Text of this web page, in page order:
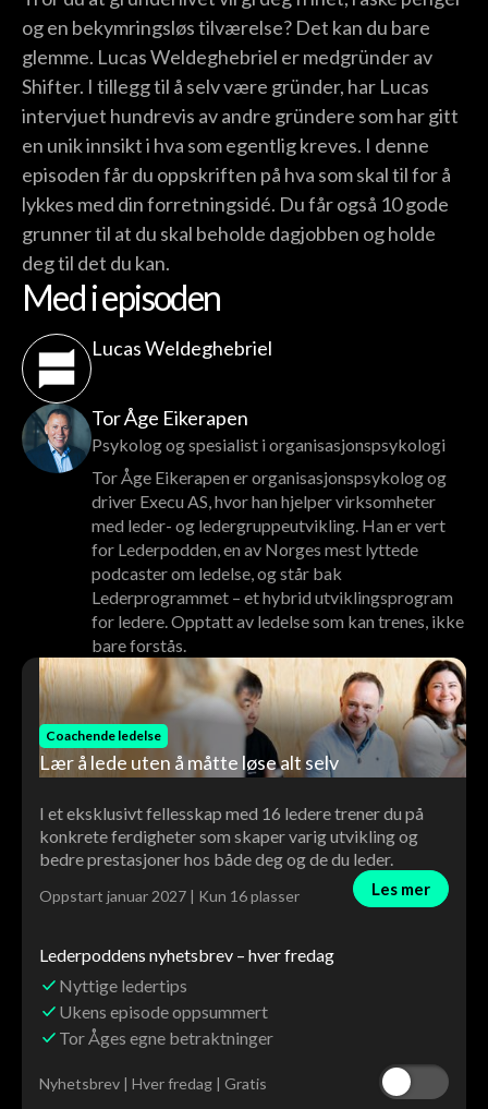
og en bekymringsløs tilværelse? Det kan du bare
glemme. Lucas Weldeghebriel er medgründer av
Shifter. I tillegg til å selv være gründer, har Lucas
intervjuet hundrevis av andre gründere som har gitt
en unik innsikt i hva som egentlig kreves. I denne
episoden får du oppskriften på hva som skal til for å
lykkes med din forretningsidé. Du får også 10 gode
grunner til at du skal beholde dagjobben og holde
deg til det du kan.
Med i episoden
Lucas Weldeghebriel
Tor Åge Eikerapen
Psykolog og spesialist i organisasjonspsykologi
Tor Åge Eikerapen er organisasjonspsykolog og
driver Execu AS, hvor han hjelper virksomheter
med leder- og ledergruppeutvikling. Han er vert
for Lederpodden, en av Norges mest lyttede
podcaster om ledelse, og står bak
Lederprogrammet – et hybrid utviklingsprogram
for ledere. Opptatt av ledelse som kan trenes, ikke
bare forstås.
Lederpoddens nyhetsbrev – hver fredag
Nyttige ledertips
Ukens episode oppsummert
Tor Åges egne betraktninger
Nyhetsbrev | Hver fredag | Gratis
Coachende ledelse
Lær å lede uten å måtte løse alt selv
I et eksklusivt fellesskap med 16 ledere trener du på
konkrete ferdigheter som skaper varig utvikling og
bedre prestasjoner hos både deg og de du leder.
Oppstart januar 2027 | Kun 16 plasser Les mer